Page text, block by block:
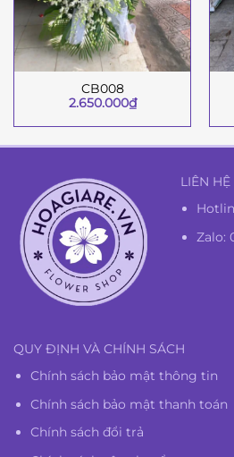
CB008
2.650.000₫
LIÊN HỆ
Zalo:
QUY ĐỊNH VÀ CHÍNH SÁCH
Chính sách bảo mật thông tin
Chính sách bảo mật thanh toán
Chính sách đổi trả